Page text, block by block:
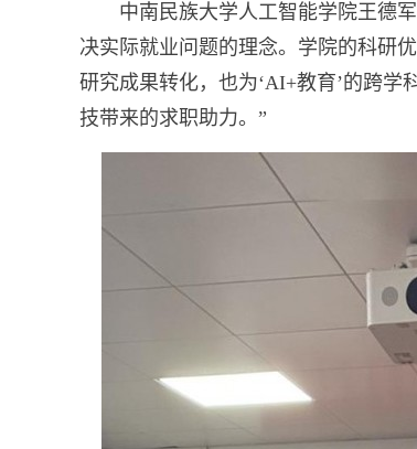
中南民族大学人工智能学院王德
决实际就业问题的理念。学院的科研
研究成果转化，也为‘AI+教育’的跨
技带来的求职助力。”